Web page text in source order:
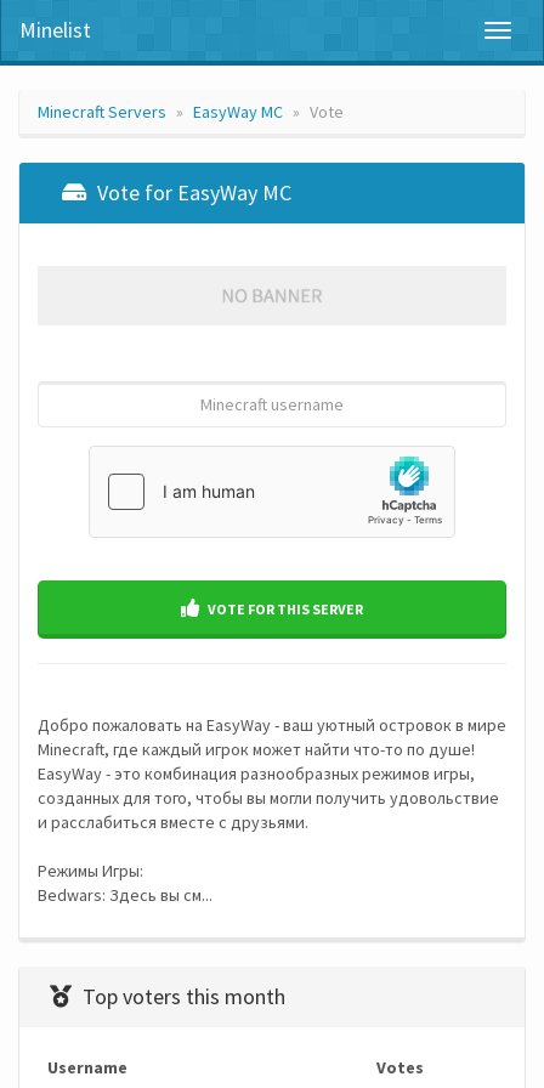
Minelist
Minecraft Servers EasyWay MC Vote
Vote for EasyWay MC
VOTE FOR THIS SERVER
Добро пожаловать на EasyWay - ваш уютный островок в мире
Minecraft, где каждый игрок может найти что-то по душе!
EasyWay - это комбинация разнообразных режимов игры,
созданных для того, чтобы вы могли получить удовольствие
и расслабиться вместе с друзьями.
Режимы Игры:
Bedwars: Здесь вы см...
Top voters this month
Username Votes